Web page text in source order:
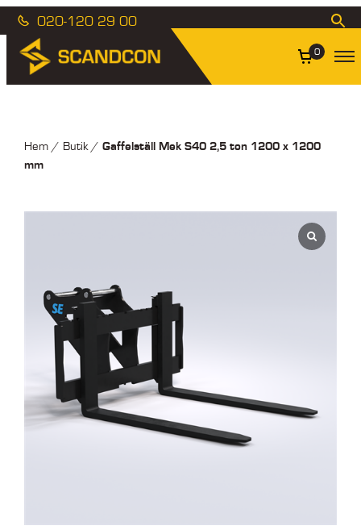
020-120 29 00
0
Hem/ Butik/ Gaffelställ Mek S40 2,5 ton 1200 x 1200
mm